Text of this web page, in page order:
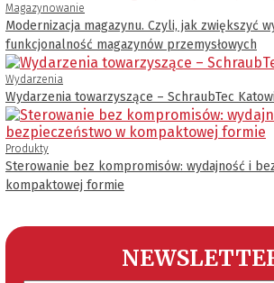
Magazynowanie
Modernizacja magazynu. Czyli, jak zwiększyć
funkcjonalność magazynów przemysłowych
Wydarzenia
Wydarzenia towarzyszące – SchraubTec
Produkty
Sterowanie bez kompromisów: wydajność i
kompaktowej formie